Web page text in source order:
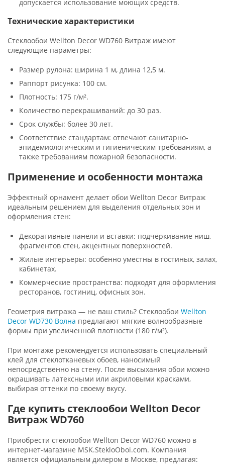
допускается использование моющих средств.
Технические характеристики
Стеклообои Wellton Decor WD760 Витраж имеют
следующие параметры:
Размер рулона: ширина 1 м, длина 12,5 м.
Раппорт рисунка: 100 см.
Плотность: 175 г/м².
Количество перекрашиваний: до 30 раз.
Срок службы: более 30 лет.
Соответствие стандартам: отвечают санитарно-
эпидемиологическим и гигиеническим требованиям, а
также требованиям пожарной безопасности.
Применение и особенности монтажа
Эффектный орнамент делает обои Wellton Decor Витраж
идеальным решением для выделения отдельных зон и
оформления стен:
Декоративные панели и вставки: подчёркивание ниш,
фрагментов стен, акцентных поверхностей.
Жилые интерьеры: особенно уместны в гостиных, залах,
кабинетах.
Коммерческие пространства: подходят для оформления
ресторанов, гостиниц, офисных зон.
Геометрия витража — не ваш стиль? Стеклообои Wellton
Decor WD730 Волна предлагают мягкие волнообразные
формы при увеличенной плотности (180 г/м²).
При монтаже рекомендуется использовать специальный
клей для стеклотканевых обоев, наносимый
непосредственно на стену. После высыхания обои можно
окрашивать латексными или акриловыми красками,
выбирая оттенки по своему вкусу.
Где купить стеклообои Wellton Decor
Витраж WD760
Приобрести стеклообои Wellton Decor WD760 можно в
интернет-магазине MSK.StekloOboi.com. Компания
является официальным дилером в Москве, предлагая: